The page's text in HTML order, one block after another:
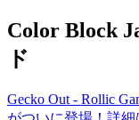
Color Block
ド
Gecko Out - Rollic